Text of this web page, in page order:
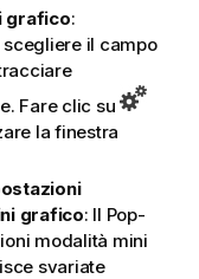
grafico:
scegliere il campo
Fare clic su
la finestra
grafico: Il Pop-
modalità mini
svariate